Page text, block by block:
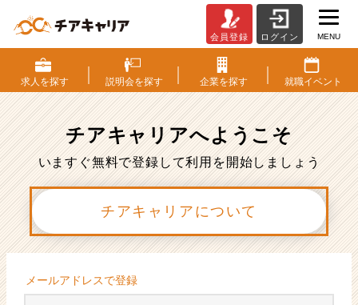
員
登
録
ベ
ン
チ
ャ
成
企
か
ら
会員登録 ログイン MENU
求人を探す 説明会を探す 企業を探す 就職イベント
チアキャリアへようこそ
いますぐ無料で登録して利用を開始しましょう
チアキャリアについて
メールアドレスで登録